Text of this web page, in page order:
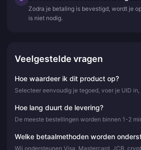
Zodra je betaling is bevestigd, wordt je
is niet nodig.
Veelgestelde vragen
Hoe waardeer ik dit product op?
Selecteer eenvoudig je tegoed, voer je UID
Hoe lang duurt de levering?
De meeste bestellingen worden binnen 1-2
Welke betaalmethoden worden
Wij ondersteunen Visa, Mastercard, JCB,